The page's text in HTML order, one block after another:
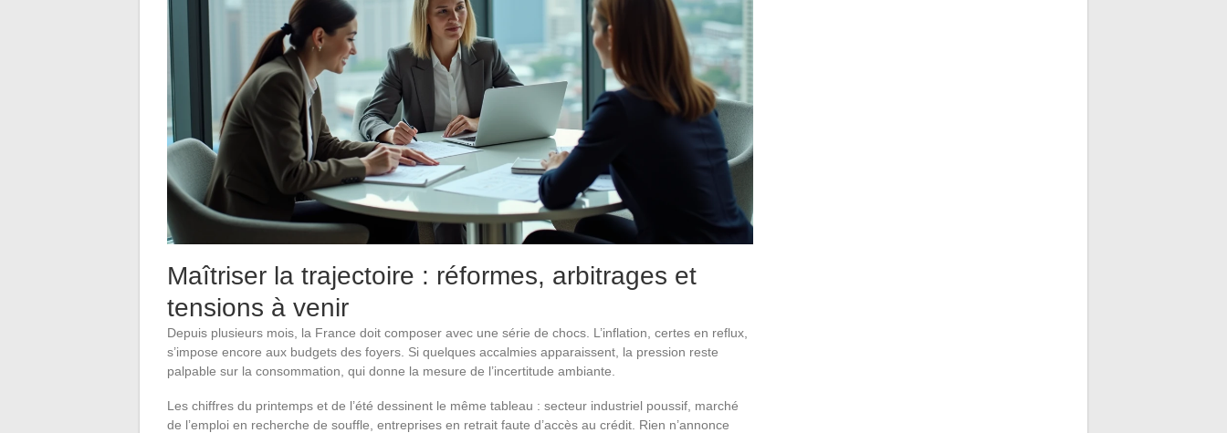
Maîtriser la trajectoire : réformes, arbitrages et
tensions à venir
Depuis plusieurs mois, la France doit composer avec une série de chocs. L’inflation, certes en reflux,
s’impose encore aux budgets des foyers. Si quelques accalmies apparaissent, la pression reste
palpable sur la consommation, qui donne la mesure de l’incertitude ambiante.
Les chiffres du printemps et de l’été dessinent le même tableau : secteur industriel poussif, marché
de l’emploi en recherche de souffle, entreprises en retrait faute d’accès au crédit. Rien n’annonce